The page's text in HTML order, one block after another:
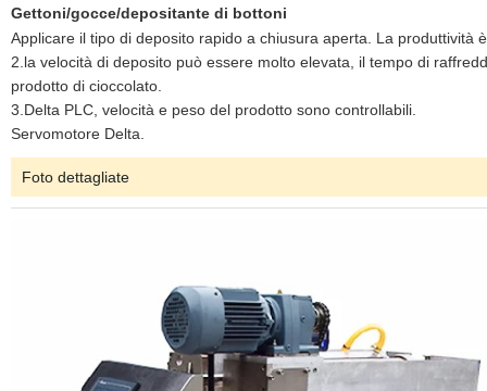
Gettoni/gocce/depositante di bottoni
Applicare il tipo di deposito rapido a chiusura aperta. La produttività
2.la velocità di deposito può essere molto elevata, il tempo di
prodotto di cioccolato.
3.Delta PLC, velocità e peso del prodotto sono controllabili.
Servomotore Delta.
Foto dettagliate